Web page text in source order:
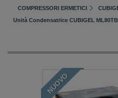
COMPRESSORI ERMETICI
Unità Condensatrice CUBIGEL ML80TB
NUOVO